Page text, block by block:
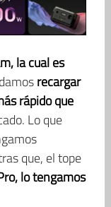
la cual es
recargar
rápido que
Lo que
que, el tope
lo tengamos